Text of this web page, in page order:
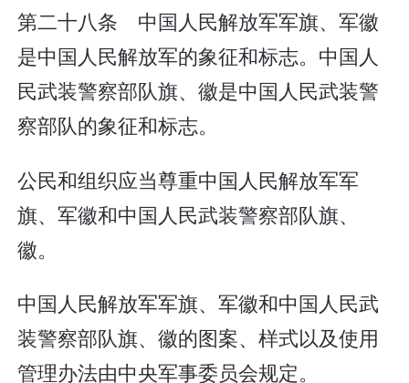
第二十八条 中国人民解放军军旗、军徽
是中国人民解放军的象征和标志。中国人
民武装警察部队旗、徽是中国人民武装警
察部队的象征和标志。
公民和组织应当尊重中国人民解放军军
旗、军徽和中国人民武装警察部队旗、
徽。
中国人民解放军军旗、军徽和中国人民武
装警察部队旗、徽的图案、样式以及使用
管理办法由中央军事委员会规定。